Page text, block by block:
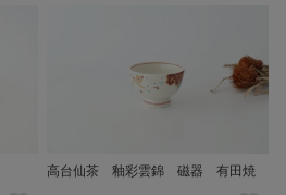
高台仙茶 釉彩雲錦 磁器 有田焼